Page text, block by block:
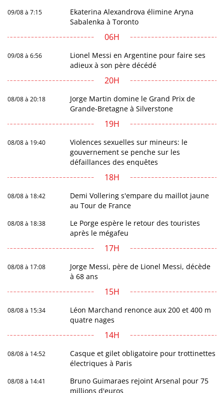
09/08 à 7:15
Ekaterina Alexandrova élimine Aryna
Sabalenka à Toronto
06H
09/08 à 6:56
Lionel Messi en Argentine pour faire ses
adieux à son père décédé
20H
08/08 à 20:18
Jorge Martin domine le Grand Prix de
Grande-Bretagne à Silverstone
19H
08/08 à 19:40
Violences sexuelles sur mineurs: le
gouvernement se penche sur les
défaillances des enquêtes
18H
08/08 à 18:42
Demi Vollering s'empare du maillot jaune
au Tour de France
08/08 à 18:38
Le Porge espère le retour des touristes
après le mégafeu
17H
08/08 à 17:08
Jorge Messi, père de Lionel Messi, décède
à 68 ans
15H
08/08 à 15:34
Léon Marchand renonce aux 200 et 400 m
quatre nages
14H
08/08 à 14:52
Casque et gilet obligatoire pour trottinettes
électriques à Paris
08/08 à 14:41
Bruno Guimaraes rejoint Arsenal pour 75
millions d'euros